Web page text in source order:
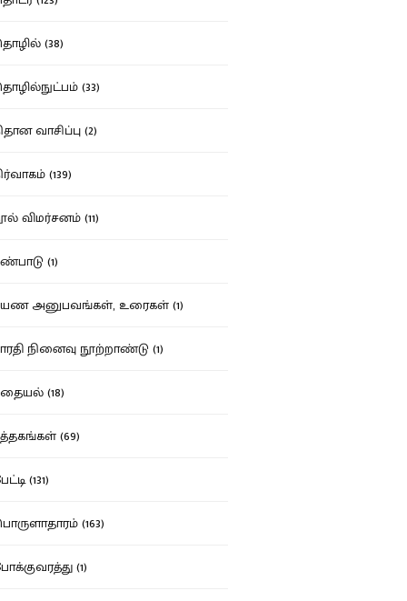
(38)
(33)
வாசிப்பு (2)
(139)
விமர்சனம் (11)
(1)
அனுபவங்கள், உரைகள் (1)
நினைவு நூற்றாண்டு (1)
(18)
(69)
(131)
(163)
(1)